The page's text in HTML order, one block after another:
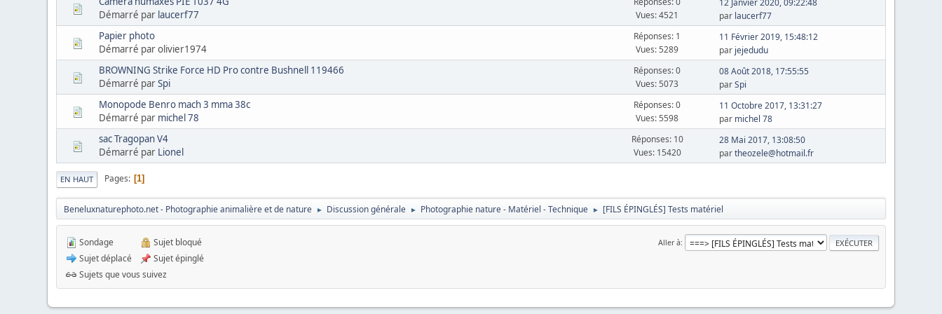
Démarré par laucerf77
Vues: 4521
12 Janvier 2020, 09:22:48
par laucerf77
Papier photo
Démarré par olivier1974
Réponses: 1
Vues: 5289
11 Février 2019, 15:48:12
par jejedudu
BROWNING Strike Force HD Pro contre Bushnell 119466
Démarré parSpi
Réponses: 0
Vues: 5073
08 Août 2018, 17:55:55
parSpi
Monopode Benro mach 3 mma 38c
Démarré par michel 78
Réponses: 0
Vues: 5598
11 Octobre 2017, 13:31:27
par michel 78
sac Tragopan V4
Démarré par Lionel
Réponses: 10
Vues: 15420
28 Mai 2017, 13:08:50
partheozele@hotmail.fr
EN HAUT Pages 1
Beneluxnaturephoto.net - Photographie animalière et de nature ► Discussion générale ► Photographie nature - Matériel - Technique ► [FILS ÉPINGLÉS] Tests matériel
Aller à
Sondage
Sujet déplacé
Sujet bloqué
Sujet épinglé
Sujets que vous suivez